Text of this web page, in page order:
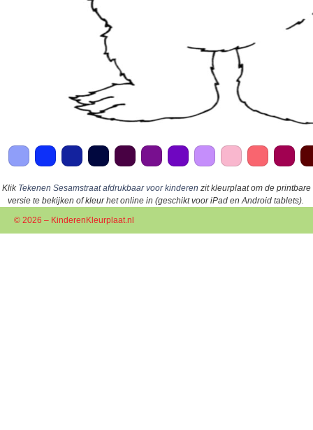
Klik Tekenen Sesamstraat afdrukbaar voor kinderen zit kleurplaat om de printbare
versie te bekijken of kleur het online in (geschikt voor iPad en Android tablets).
© 2026 – KinderenKleurplaat.nl